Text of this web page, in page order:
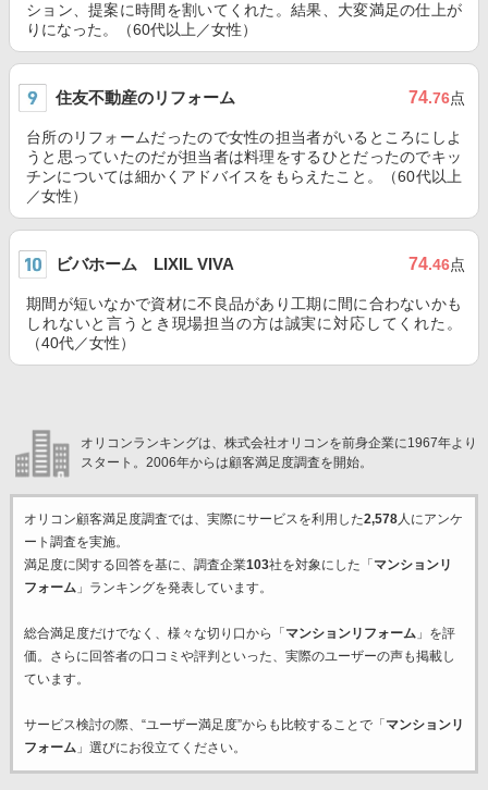
ション、提案に時間を割いてくれた。結果、大変満足の仕上が
りになった。（60代以上／女性）
住友不動産のリフォーム 74.76点
台所のリフォームだったので女性の担当者がいるところにしよ
うと思っていたのだが担当者は料理をするひとだったのでキッ
チンについては細かくアドバイスをもらえたこと。（60代以上
／女性）
ビバホーム LIXIL VIVA 74.46点
期間が短いなかで資材に不良品があり工期に間に合わないかも
しれないと言うとき現場担当の方は誠実に対応してくれた。
（40代／女性）
オリコンランキングは、株式会社オリコンを前身企業に1967年より
スタート。2006年からは顧客満足度調査を開始。
オリコン顧客満足度調査では、実際にサービスを利用した2,578人にアンケ
ート調査を実施。
満足度に関する回答を基に、調査企業103社を対象にした「 マンションリ
フォーム」ランキングを発表しています。
総合満足度だけでなく、様々な切り口から「 マンションリフォーム」を評
価。さらに回答者の口コミや評判といった、実際のユーザーの声も掲載し
ています。
サービス検討の際、“ユーザー満足度”からも比較することで「 マンションリ
フォーム」選びにお役立てください。